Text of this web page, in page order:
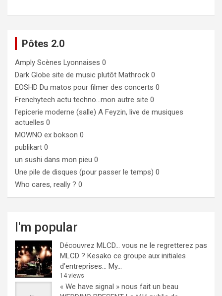
Pôtes 2.0
Amply Scènes Lyonnaises 0
Dark Globe site de music plutôt Mathrock 0
EOSHD Du matos pour filmer des concerts 0
Frenchytech actu techno…mon autre site 0
l'epicerie moderne (salle) A Feyzin, live de musiques
actuelles 0
MOWNO ex bokson 0
publikart 0
un sushi dans mon pieu 0
Une pile de disques (pour passer le temps) 0
Who cares, really ? 0
I'm popular
Découvrez MLCD… vous ne le regretterez pas
MLCD ? Kesako ce groupe aux initiales
d’entreprises… My...
14 views
« We have signal » nous fait un beau